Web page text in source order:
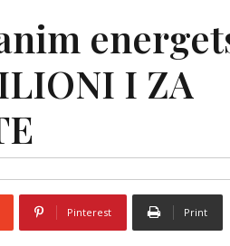
I ZA
Pinterest Print